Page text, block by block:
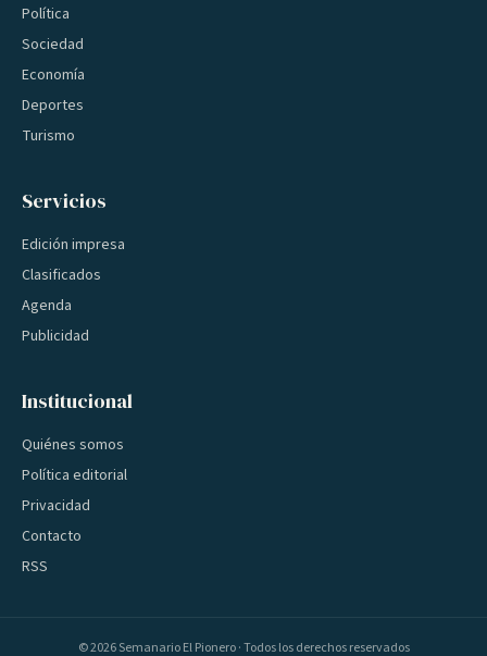
Política
Sociedad
Economía
Deportes
Turismo
Servicios
Edición impresa
Clasificados
Agenda
Publicidad
Institucional
Quiénes somos
Política editorial
Privacidad
Contacto
RSS
©2026Semanario El Pionero · Todos los derechos reservados